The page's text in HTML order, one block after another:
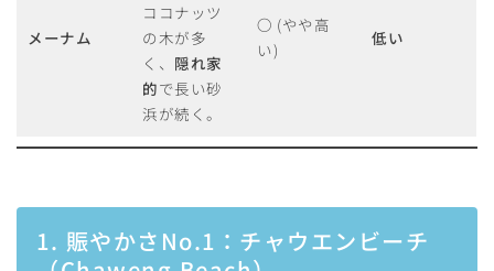
メーナム
ココナッツ
の木が多
く、 隠れ家
的で長い砂
浜が続く。
○ (やや高
い)
低い
1. 賑やかさNo.1：チャウエンビーチ